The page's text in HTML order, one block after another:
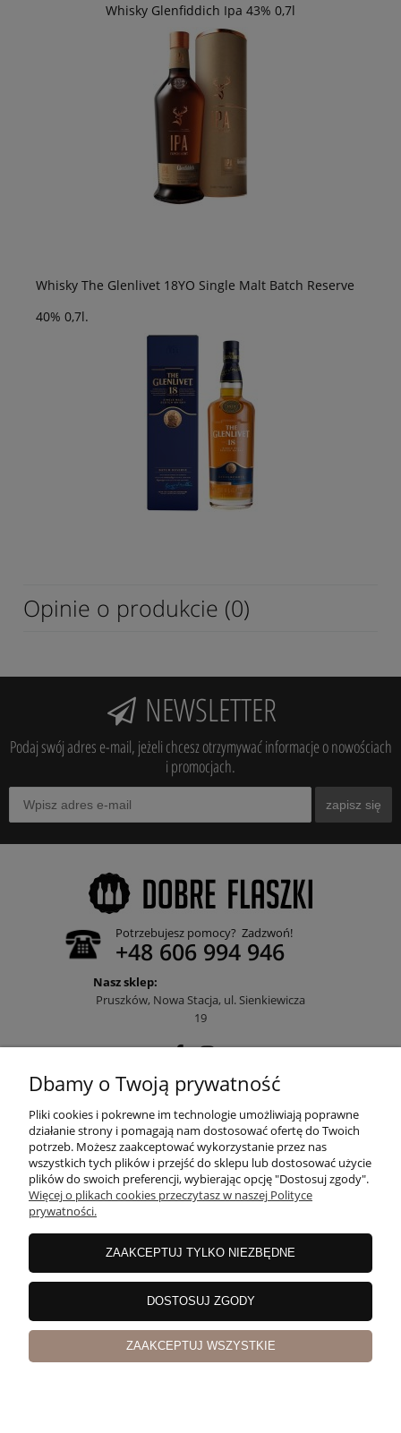
Whisky Glenfiddich Ipa 43% 0,7l
Whisky The Glenlivet 18YO Single Malt Batch Reserve
40% 0,7l.
Opinie o produkcie (0)
NEWSLETTER
Podaj swój adres e-mail, jeżeli chcesz otrzymywać informacje o nowościach
i promocjach.
zapisz się
Potrzebujesz pomocy? Zadzwoń!
+48 606 994 946
Nasz sklep:
Pruszków, Nowa Stacja, ul. Sienkiewicza
19
POMOC
MOJE KONTO
PŁATNOŚCI I DOSTAWA
INFORMACJE
O NAS
Dbamy o Twoją prywatność
Pliki cookies i pokrewne im technologie umożliwiają poprawne
działanie strony i pomagają nam dostosować ofertę do Twoich
potrzeb. Możesz zaakceptować wykorzystanie przez nas
wszystkich tych plików i przejść do sklepu lub dostosować użycie
plików do swoich preferencji, wybierając opcję "Dostosuj zgody".
Więcej o plikach cookies przeczytasz w naszej Polityce
prywatności.
ZAAKCEPTUJ TYLKO NIEZBĘDNE
DOSTOSUJ ZGODY
ZAAKCEPTUJ WSZYSTKIE